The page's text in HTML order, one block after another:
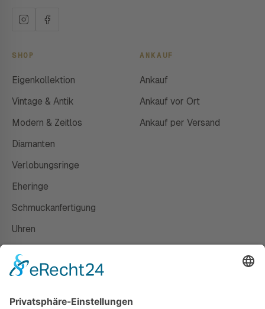
SHOP
Eigenkollektion
Vintage & Antik
Modern & Zeitlos
Diamanten
Verlobungsringe
Eheringe
Schmuckanfertigung
Uhren
ANKAUF
Ankauf
Ankauf vor Ort
Ankauf per Versand